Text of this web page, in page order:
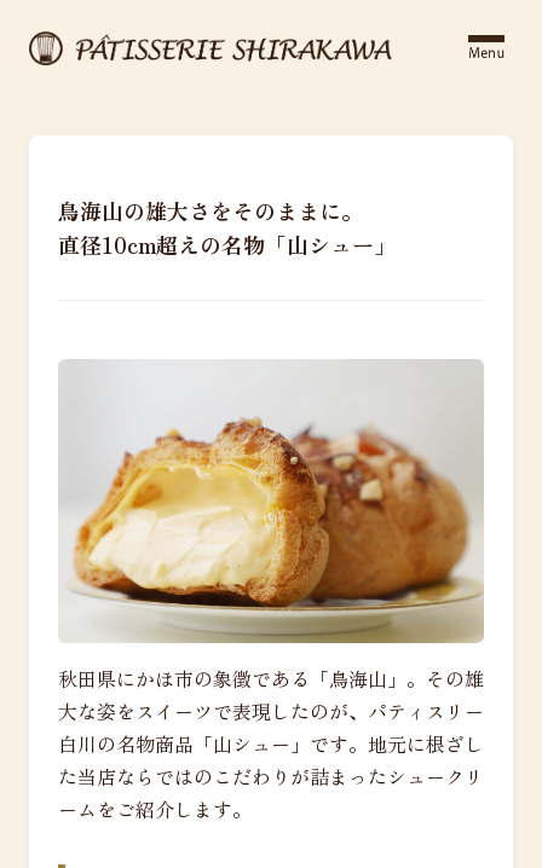
鳥海山の雄大さをそのままに。
直径10cm超えの名物「山シュー」
秋田県にかほ市の象徴である「鳥海山」。その雄
大な姿をスイーツで表現したのが、パティスリー
白川の名物商品「山シュー」です。地元に根ざし
た当店ならではのこだわりが詰まったシュークリ
ームをご紹介します。